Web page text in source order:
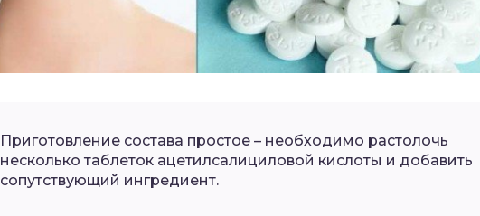
Приготовление состава простое – необходимо растолочь
несколько таблеток ацетилсалициловой кислоты и добавить
сопутствующий ингредиент.